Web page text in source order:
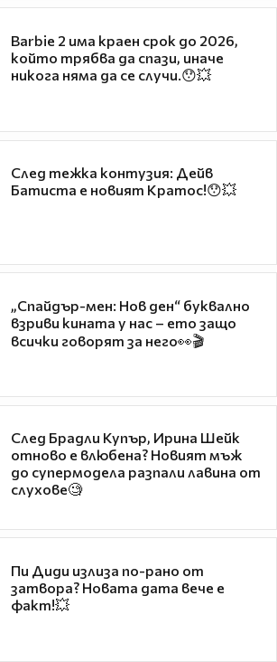
Barbie 2 има краен срок до 2026,
който трябва да спази, иначе
никога няма да се случи.😯💥
След тежка контузия: Дейв
Батиста е новият Кратос!😯💥
„Спайдър-мен: Нов ден“ буквално
взриви кината у нас – ето защо
всички говорят за него👀🎬
След Брадли Купър, Ирина Шейк
отново е влюбена? Новият мъж
до супермодела разпали лавина от
слухове🧐
Пи Диди излиза по-рано от
затвора? Новата дата вече е
факт!💥